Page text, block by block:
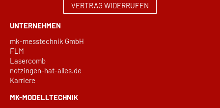
VERTRAG WIDERRUFEN
UNTERNEHMEN
mk-messtechnik GmbH
FLM
Lasercomb
notzingen-hat-alles.de
Karriere
MK-MODELLTECHNIK